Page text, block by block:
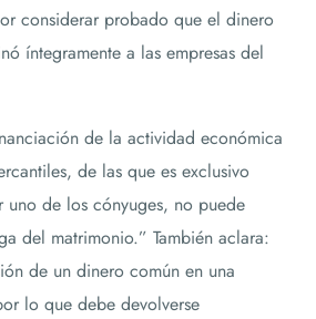
considerar probado que el dinero
íntegramente a las empresas del
de la actividad económica
de las que es exclusivo
uno de los cónyuges, no puede
del matrimonio.” También aclara:
de un dinero común en una
lo que debe devolverse